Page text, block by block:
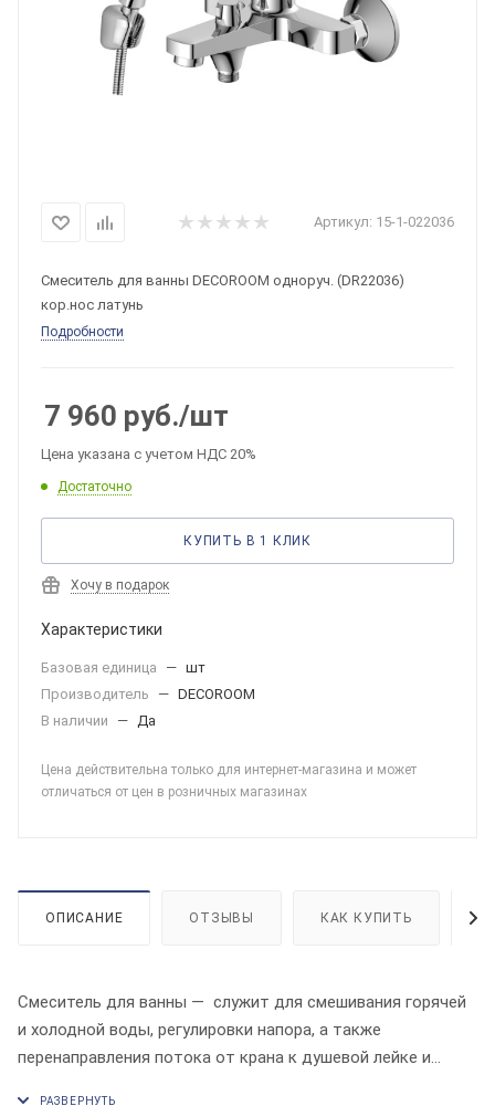
Артикул: 15-1-022036
Смеситель для ванны DECOROOM одноруч. (DR22036)
кор.нос латунь
Подробности
7 960 руб./шт
Цена указана с учетом НДС 20%
Достаточно
КУПИТЬ В 1 КЛИК
Хочу в подарок
Характеристики
Базовая единица — шт
Производитель
— DECOROOM
В наличии
— Да
Цена действительна только для интернет-магазина и может
отличаться от цен в розничных магазинах
ОПИСАНИЕ ОТЗЫВЫ КАК КУПИТЬ
Смеситель для ванны — cлужит для смешивания горячей
и холодной воды, регулировки напора, а также
перенаправления потока от крана к душевой лейке и